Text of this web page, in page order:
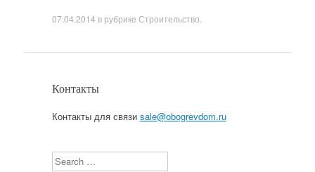
07.04.2014 в рубрике Строительство
Контакты
Контакты для связи sale@obogrevdom.ru
Search